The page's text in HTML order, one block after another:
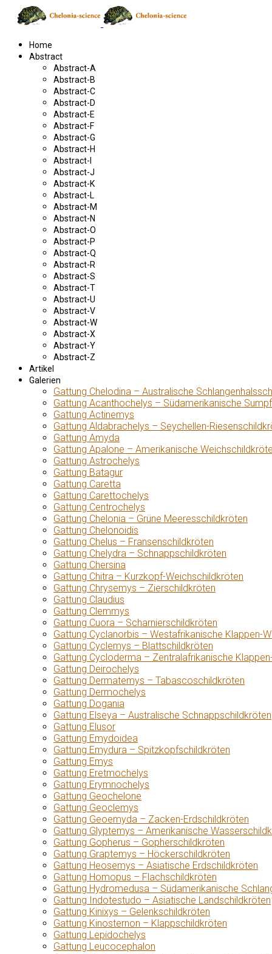
Home
Abstract
Abstract-A
Abstract-B
Abstract-C
Abstract-D
Abstract-E
Abstract-F
Abstract-G
Abstract-H
Abstract-I
Abstract-J
Abstract-K
Abstract-L
Abstract-M
Abstract-N
Abstract-O
Abstract-P
Abstract-Q
Abstract-R
Abstract-S
Abstract-T
Abstract-U
Abstract-V
Abstract-W
Abstract-X
Abstract-Y
Abstract-Z
Artikel
Galerien
Gattung Chelodina – Australische
Gattung Acanthochelys – Südamerikanische
Gattung Actinemys
Gattung Aldabrachelys – Seychellen-
Gattung Amyda
Gattung Apalone – Amerikanische
Gattung Astrochelys
Gattung Batagur
Gattung Caretta
Gattung Carettochelys
Gattung Centrochelys
Gattung Chelonia – Grüne Meeresschildkröten
Gattung Chelonoidis
Gattung Chelus – Fransenschildkröten
Gattung Chelydra – Schnappschildkröten
Gattung Chersina
Gattung Chitra – Kurzkopf-Weichschildkröten
Gattung Chrysemys – Zierschildkröten
Gattung Claudius
Gattung Clemmys
Gattung Cuora – Scharnierschildkröten
Gattung Cyclanorbis – Westafrikanische Klappen-
Gattung Cyclemys – Blattschildkröten
Gattung Cycloderma – Zentralafrikanische
Gattung Deirochelys
Gattung Dermatemys – Tabascoschildkröten
Gattung Dermochelys
Gattung Dogania
Gattung Elseya – Australische Schnappschildkröten
Gattung Elusor
Gattung Emydoidea
Gattung Emydura – Spitzkopfschildkröten
Gattung Emys
Gattung Eretmochelys
Gattung Erymnochelys
Gattung Geochelone
Gattung Geoclemys
Gattung Geoemyda – Zacken-Erdschildkröten
Gattung Glyptemys – Amerikanische
Gattung Gopherus – Gopherschildkröten
Gattung Graptemys – Höckerschildkröten
Gattung Heosemys – Asiatische Erdschildkröten
Gattung Homopus – Flachschildkröten
Gattung Hydromedusa – Südamerikanische
Gattung Indotestudo – Asiatische Landschildkröten
Gattung Kinixys – Gelenkschildkröten
Gattung Kinosternon – Klappschildkröten
Gattung Lepidochelys
Gattung Leucocephalon